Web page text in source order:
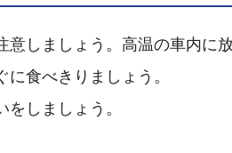
しましょう。高温の車内に
食べきりましょう。
しましょう。